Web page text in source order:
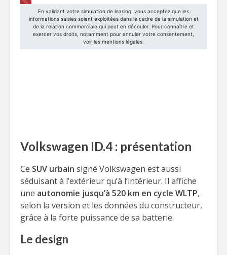
Volkswagen ID.4 : présentation
Ce SUV urbain signé Volkswagen est aussi
séduisant à l’extérieur qu’à l’intérieur. Il affiche
une autonomie jusqu’à 520 km en cycle WLTP,
selon la version et les données du constructeur,
grâce à la forte puissance de sa batterie.
Le design